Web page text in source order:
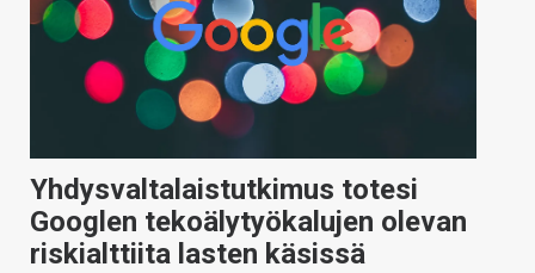
Yhdysvaltalaistutkimus totesi
Googlen tekoälytyökalujen olevan
riskialttiita lasten käsissä